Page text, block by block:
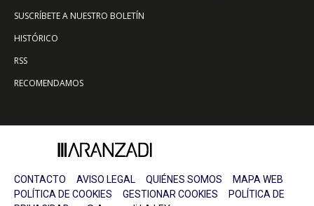
SUSCRÍBETE A NUESTRO BOLETÍN
HISTÓRICO
RSS
RECOMENDAMOS
CONTACTO AVISO LEGAL QUIÉNES SOMOS
MAPA WEB
POLÍTICA DE COOKIES
GESTIONAR COOKIES
POLÍTICA DE